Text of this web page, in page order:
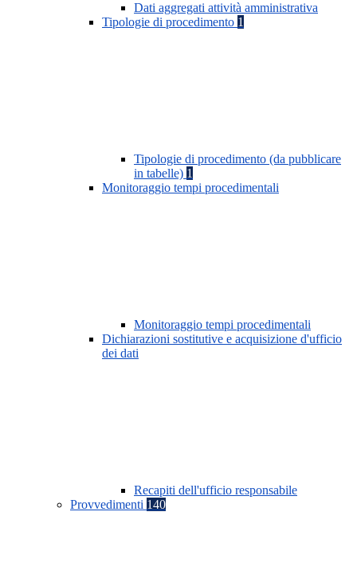
Dati aggregati attività amministrativa
Tipologie di procedimento 1
Tipologie di procedimento (da pubblicare
in tabelle) 1
Monitoraggio tempi procedimentali
Monitoraggio tempi procedimentali
Dichiarazioni sostitutive e acquisizione d'ufficio
dei dati
Recapiti dell'ufficio responsabile
Provvedimenti 140